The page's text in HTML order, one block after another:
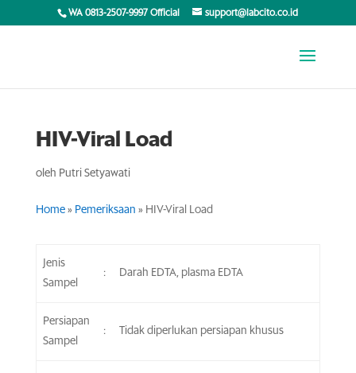
WA 0813-2507-9997 Official support@labcito.co.id
HIV-Viral Load
oleh Putri Setyawati
Home» Pemeriksaan » HIV-Viral Load
Jenis
Sampel
: Darah EDTA, plasma EDTA
Persiapan
Sampel
: Tidak diperlukan persiapan khusus